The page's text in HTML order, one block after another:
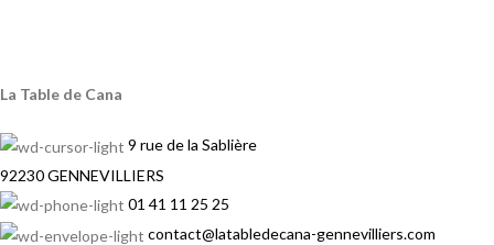
La Table de Cana
9 rue de la Sablière
92230 GENNEVILLIERS
01 41 11 25 25
contact@latabledecana-gennevilliers.com